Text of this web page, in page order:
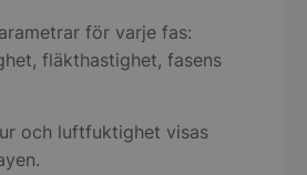
för varje fas:
fläkthastighet, fasens
och luftfuktighet visas